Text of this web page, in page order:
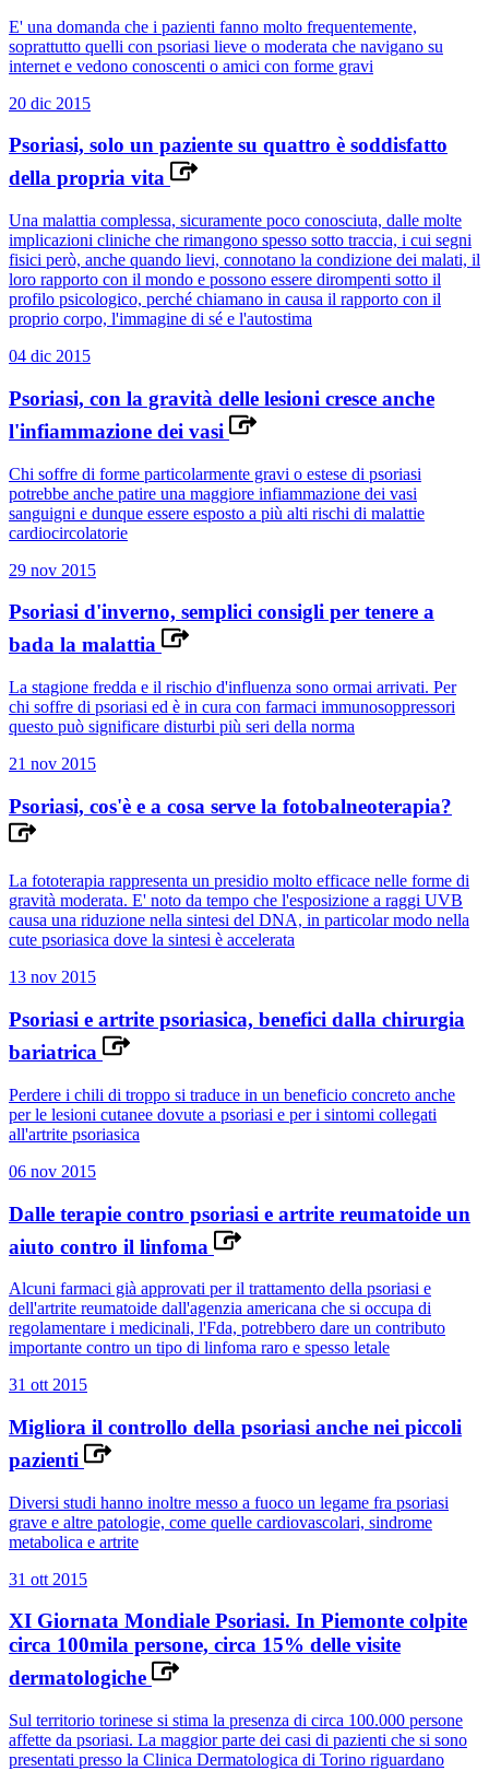
E' una domanda che i pazienti fanno molto frequentemente,
soprattutto quelli con psoriasi lieve o moderata che navigano su
internet e vedono conoscenti o amici con forme gravi
20 dic 2015
Psoriasi, solo un paziente su quattro è soddisfatto
della propria vita
Una malattia complessa, sicuramente poco conosciuta, dalle molte
implicazioni cliniche che rimangono spesso sotto traccia, i cui segni
fisici però, anche quando lievi, connotano la condizione dei malati, il
loro rapporto con il mondo e possono essere dirompenti sotto il
profilo psicologico, perché chiamano in causa il rapporto con il
proprio corpo, l'immagine di sé e l'autostima
04 dic 2015
Psoriasi, con la gravità delle lesioni cresce anche
l'infiammazione dei vasi
Chi soffre di forme particolarmente gravi o estese di psoriasi
potrebbe anche patire una maggiore infiammazione dei vasi
sanguigni e dunque essere esposto a più alti rischi di malattie
cardiocircolatorie
29 nov 2015
Psoriasi d'inverno, semplici consigli per tenere a
bada la malattia
La stagione fredda e il rischio d'influenza sono ormai arrivati. Per
chi soffre di psoriasi ed è in cura con farmaci immunosoppressori
questo può significare disturbi più seri della norma
21 nov 2015
Psoriasi, cos'è e a cosa serve la fotobalneoterapia?
La fototerapia rappresenta un presidio molto efficace nelle forme di
gravità moderata. E' noto da tempo che l'esposizione a raggi UVB
causa una riduzione nella sintesi del DNA, in particolar modo nella
cute psoriasica dove la sintesi è accelerata
13 nov 2015
Psoriasi e artrite psoriasica, benefici dalla chirurgia
bariatrica
Perdere i chili di troppo si traduce in un beneficio concreto anche
per le lesioni cutanee dovute a psoriasi e per i sintomi collegati
all'artrite psoriasica
06 nov 2015
Dalle terapie contro psoriasi e artrite reumatoide un
aiuto contro il linfoma
Alcuni farmaci già approvati per il trattamento della psoriasi e
dell'artrite reumatoide dall'agenzia americana che si occupa di
regolamentare i medicinali, l'Fda, potrebbero dare un contributo
importante contro un tipo di linfoma raro e spesso letale
31 ott 2015
Migliora il controllo della psoriasi anche nei piccoli
pazienti
Diversi studi hanno inoltre messo a fuoco un legame fra psoriasi
grave e altre patologie, come quelle cardiovascolari, sindrome
metabolica e artrite
31 ott 2015
XI Giornata Mondiale Psoriasi. In Piemonte colpite
circa 100mila persone, circa 15% delle visite
dermatologiche
Sul territorio torinese si stima la presenza di circa 100.000 persone
affette da psoriasi. La maggior parte dei casi di pazienti che si sono
presentati presso la Clinica Dermatologica di Torino riguardano